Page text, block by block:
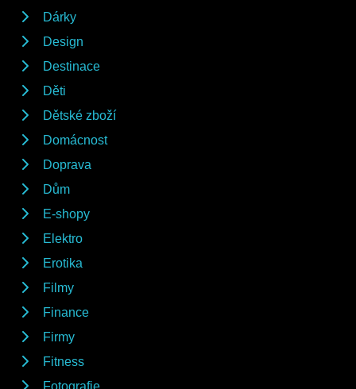
Dárky
Design
Destinace
Děti
Dětské zboží
Domácnost
Doprava
Dům
E-shopy
Elektro
Erotika
Filmy
Finance
Firmy
Fitness
Fotografie